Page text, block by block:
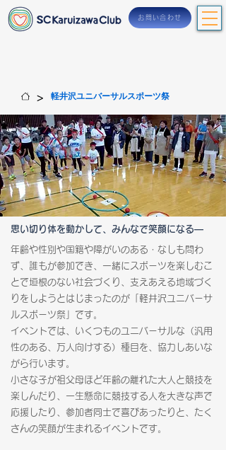
お問い合わせ
> 軽井沢ユニバーサルスポーツ祭
​思い切り体を動かして、みんなで笑顔になる―
年齢や性別や国籍や障がいのある・なしも問わ
ず、誰もが参加でき、一緒にスポーツを楽しむこ
とで垣根のない社会づくり、支えあえる地域づく
りをしようとはじまったのが「軽井沢ユニバーサ
ルスポーツ祭」です。
イベントでは、いくつものユニバーサルな（汎用
性のある、万人向けする）種目を、協力しあいな
がら行います。
小さな子が祖父母ほど年齢の離れた大人と競技を
楽しんだり、一生懸命に競技する人を大きな声で
応援したり、参加者同士で喜びあったりと、たく
さんの笑顔が生まれるイベントです。